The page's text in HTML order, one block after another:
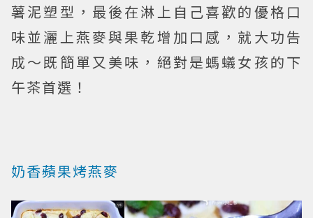
薯泥塑型，最後在淋上自己喜歡的優格口
味並灑上燕麥與果乾增加口感，就大功告
成～既簡單又美味，絕對是螞蟻女孩的下
午茶首選！
奶香蘋果烤燕麥